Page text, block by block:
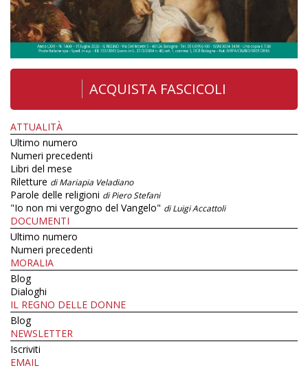
ACQUISTA FASCICOLI
ATTUALITÀ
Ultimo numero
Numeri precedenti
Libri del mese
Riletture di Mariapia Veladiano
Parole delle religioni di Piero Stefani
"Io non mi vergogno del Vangelo" di Luigi Accattoli
DOCUMENTI
Ultimo numero
Numeri precedenti
MORALIA
Blog
Dialoghi
IL REGNO DELLE DONNE
Blog
NEWSLETTER
Iscriviti
EMAIL